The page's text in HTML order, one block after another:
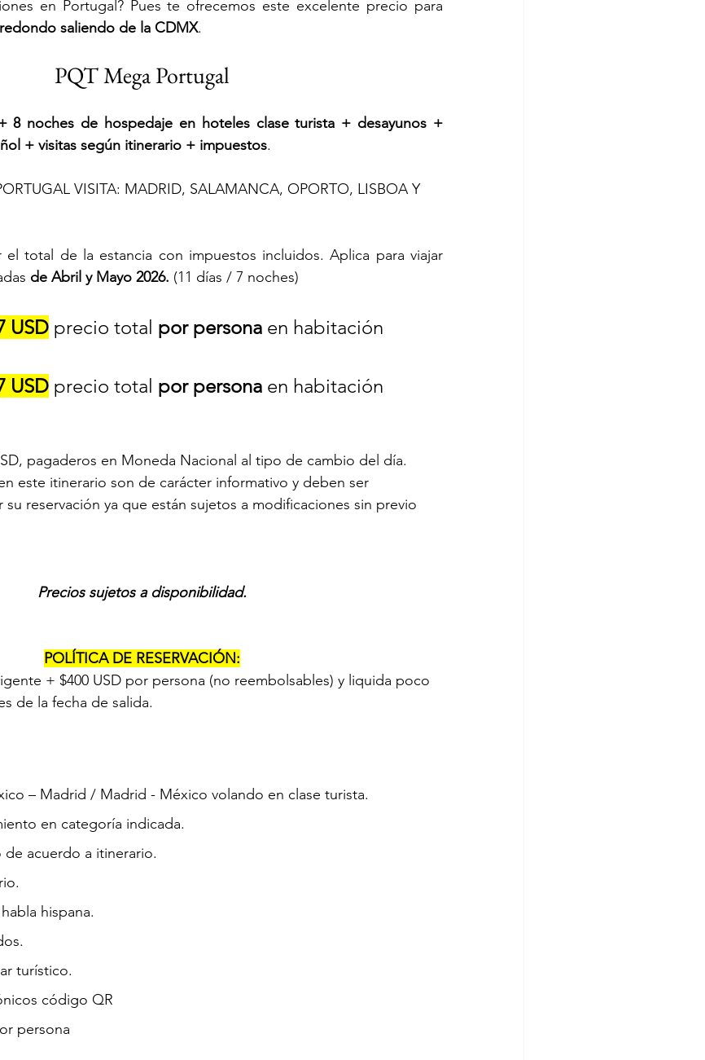
en Portugal? Pues te ofrecemos este excelente precio para
saliendo de la CDMX.
PQT Mega Portugal
8 noches de hospedaje en hoteles clase turista + desayunos +
+ visitas según itinerario + impuestos.
VISITA: MADRID, SALAMANCA, OPORTO, LISBOA Y
total de la estancia con impuestos incluidos. Aplica para viajar
de Abril y Mayo 2026. (11 días / 7 noches)
USD precio total por persona en habitación
USD precio total por persona en habitación
pagaderos en Moneda Nacional al tipo de cambio del día.
este itinerario son de carácter informativo y deben ser
su reservación ya que están sujetos a modificaciones sin previo
Precios sujetos a disponibilidad.
POLÍTICA DE RESERVACIÓN:
+ $400 USD por persona (no reembolsables) y liquida poco
de la fecha de salida.
– Madrid / Madrid - México volando en clase turista.
en categoría indicada.
acuerdo a itinerario.
hispana.
turístico.
código QR
persona